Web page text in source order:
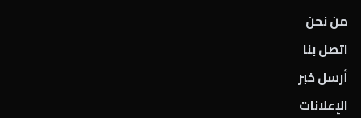
من نحن
اتصل بنا
أرسل خبر
الإعلانات